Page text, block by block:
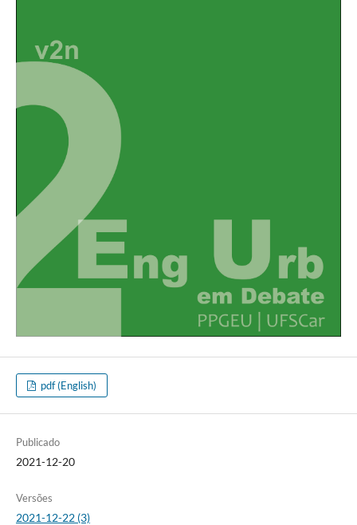
pdf (English)
Publicado
2021-12-20
Versões
2021-12-22 (3)